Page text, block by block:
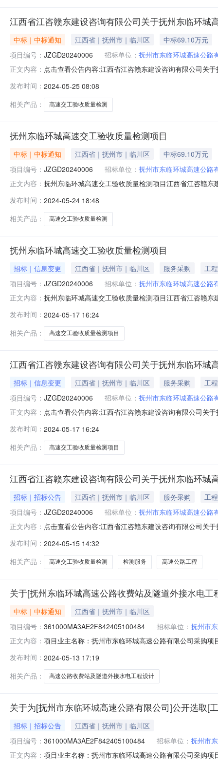
江西省江咨赣东建设咨询有限公司关于抚州东临环
中标｜中标通知 江西省｜抚州市｜临川区
中标69.10万元
项目编号： JZGD20240006 招标单位： 抚州市东临环城高速公路
正文内容： 点击查看公告内容:江西省江咨赣东建设咨询有限公司关
交工验收质量检测项目三、中标（成交）信息：供应商
发布时间： 2024-05-25 08:08
相关产品：
高速交工验收质量检测
抚州东临环城高速交工验收质量检测项目
中标｜中标通知 江西省｜抚州市｜临川区
中标69.10万元
项目编号： JZGD20240006 招标单位： 抚州市东临环城高速公路
正文内容： 抚州东临环城高速交工验收质量检测项目江西省江咨赣
系电话:0791-88112155供应商地址:江西省南昌市青山湖
发布时间： 2024-05-24 18:48
相关产品：
高速交工验收质量检测
抚州东临环城高速交工验收质量检测项目
招标｜信息变更 江西省｜抚州市｜临川区 服务采购
工程
项目编号： JZGD20240006 招标单位： 抚州市东临环城高速公路
正文内容： 抚州东临环城高速交工验收质量检测项目江西省江咨赣
变更内容:原磋商文件“(3)业绩要求:近5年(2019年1月1日
发布时间： 2024-05-17 16:24
相关产品：
高速交工验收质量检测项目
江西省江咨赣东建设咨询有限公司关于抚州东临环
招标｜信息变更 江西省｜抚州市｜临川区 服务采购
工程
项目编号： JZGD20240006 招标单位： 抚州市东临环城高速公路
正文内容： 点击查看公告内容:江西省江咨赣东建设咨询有限公司关
目名称：抚州东临环城高速交工验收质量检测项目首次
发布时间： 2024-05-17 16:24
相关产品：
高速交工验收质量检测项目
江西省江咨赣东建设咨询有限公司关于抚州东临环
招标｜招标公告 江西省｜抚州市｜临川区 服务采购
工程
项目编号： JZGD20240006 招标单位： 抚州市东临环城高速公路
正文内容： 点击查看公告内容:江西省江咨赣东建设咨询有限公司关
编号：JZGD20240006项目情况1、采购预算控制价本
(2018-203
发布时间： 2024-05-15 14:32
相关产品：
高速交工验收质量检测 检测服务 高速公路工程
关于[抚州东临环城高速公路收费站及隧道外接水电
中标｜中标通知
江西省｜抚州市｜临川区
项目编号： 361000MA3AE2F842405100484 招标单位： 抚州市
正文内容： 项目业主名称：抚州市东临环城高速公路有限公司采购
资额（￥5613700000元）金额说明：按照《工程勘察设
发布时间： 2024-05-13 17:19
相关产品：
高速公路收费站及隧道外接水电工程设计
关于为[抚州市东临环城高速公路有限公司]公开选取[
招标｜招标公告
江西省｜抚州市｜临川区
项目编号： 361000MA3AE2F842405100484 招标单位： 抚州市
正文内容： 项目业主名称：抚州市东临环城高速公路有限公司采购